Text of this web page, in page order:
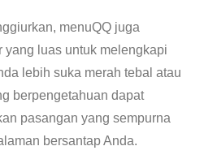
menuQQ juga
yang luas untuk melengkapi
lebih suka merah tebal atau
berpengetahuan dapat
pasangan yang sempurna
bersantap Anda.